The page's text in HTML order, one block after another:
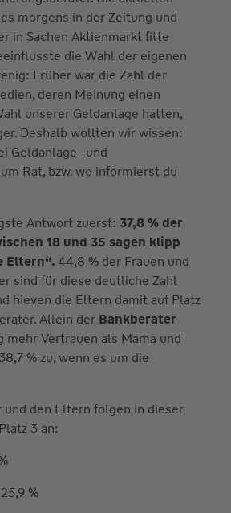
morgens in der Zeitung und
in Sachen Aktienmarkt fitte
die Wahl der eigenen
Früher war die Zahl der
deren Meinung einen
unserer Geldanlage hatten,
Deshalb wollten wir wissen:
Geldanlage- und
Rat, bzw. wo informierst du
Antwort zuerst: 37,8 % der
18 und 35 sagen klipp
Eltern“.44,8 % der Frauen und
sind für diese deutliche Zahl
hieven die Eltern damit auf Platz
Allein der Bankberater
mehr Vertrauen als Mama und
% zu, wenn es um die
und den Eltern folgen in dieser
3 an:
%